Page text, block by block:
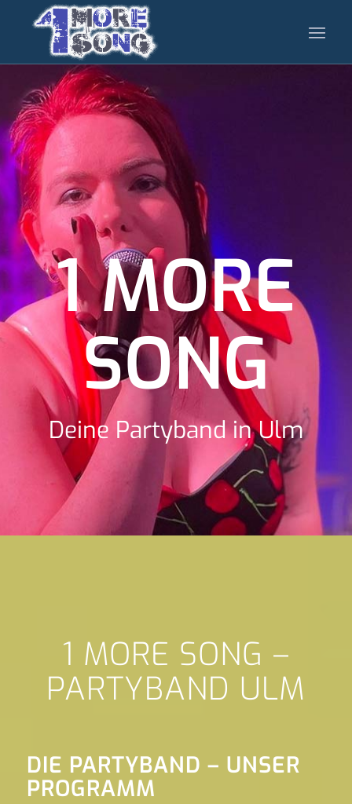
1 MORE
SONG
Deine Partyband in Ulm
1 MORE SONG –
PARTYBAND ULM
DIE PARTYBAND – UNSER
PROGRAMM